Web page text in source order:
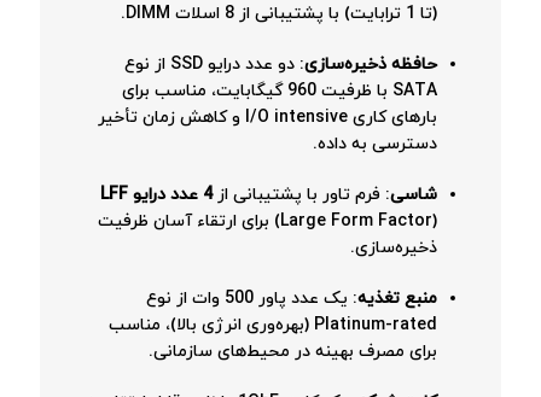
(تا 1 ترابایت) با پشتیبانی از 8 اسلات DIMM.
حافظه ذخیره‌سازی
: دو عدد درایو SSD از نوع
SATA با ظرفیت 960 گیگابایت، مناسب برای
بارهای کاری I/O intensive و کاهش زمان تأخیر
دسترسی به داده.
شاسی: فرم تاور با پشتیبانی از4 عدد درایو LFF
(Large Form Factor) برای ارتقاء آسان ظرفیت
ذخیره‌سازی.
منبع تغذیه
: یک عدد پاور 500 وات از نوع
Platinum-rated (بهره‌وری انرژی بالا)، مناسب
برای مصرف بهینه در محیط‌های سازمانی.